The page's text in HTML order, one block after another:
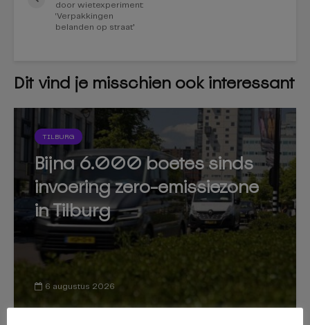
door wietexperiment:
‘Verpakkingen
belanden op straat’
Dit vind je misschien ook interessant
TILBURG
Bijna 6.000 boetes sinds
invoering zero-emissiezone
in Tilburg
6 augustus 2026